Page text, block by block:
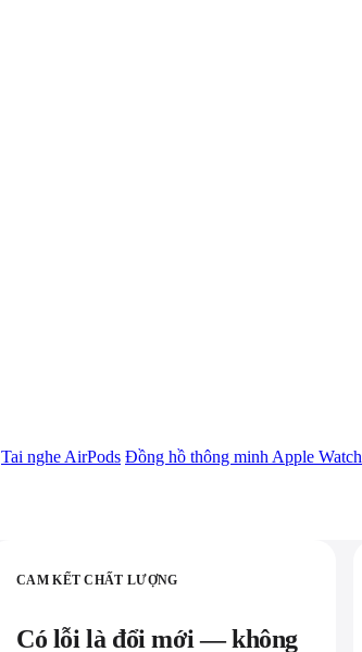
Tai nghe AirPods Đồng hồ thông minh Apple Watch
CAM KẾT CHẤT LƯỢNG
Có lỗi là đổi mới — không